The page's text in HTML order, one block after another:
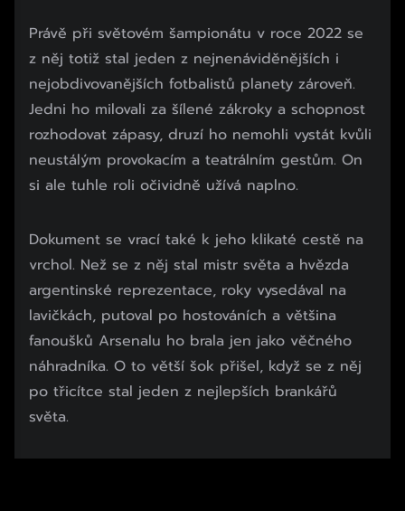
Právě při světovém šampionátu v roce 2022 se
z něj totiž stal jeden z nejnenáviděnějších i
nejobdivovanějších fotbalistů planety zároveň.
Jedni ho milovali za šílené zákroky a schopnost
rozhodovat zápasy, druzí ho nemohli vystát kvůli
neustálým provokacím a teatrálním gestům. On
si ale tuhle roli očividně užívá naplno.
Dokument se vrací také k jeho klikaté cestě na
vrchol. Než se z něj stal mistr světa a hvězda
argentinské reprezentace, roky vysedával na
lavičkách, putoval po hostováních a většina
fanoušků Arsenalu ho brala jen jako věčného
náhradníka. O to větší šok přišel, když se z něj
po třicítce stal jeden z nejlepších brankářů
světa.